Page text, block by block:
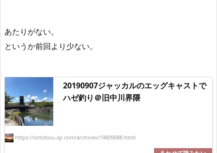
あたりがない。
というか前回より少ない。
20190907ジャッカルのエッグキャストで
ハゼ釣り＠旧中川界隈
https://sotobou-aji.com/archives/19809088.html